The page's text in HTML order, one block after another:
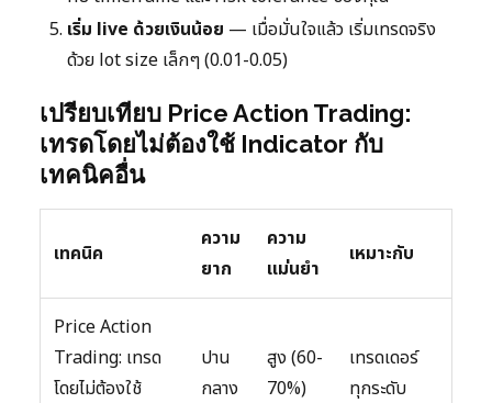
เริ่ม live ด้วยเงินน้อย — เมื่อมั่นใจแล้ว เริ่มเทรดจริง
ด้วย lot size เล็กๆ (0.01-0.05)
เปรียบเทียบ Price Action Trading:
เทรดโดยไม่ต้องใช้ Indicator กับ
เทคนิคอื่น
เทคนิค
ความ
ยาก
ความ
แม่นยำ
เหมาะกับ
Price Action
Trading: เทรด
โดยไม่ต้องใช้
ปาน
กลาง
สูง (60-
70%)
เทรดเดอร์
ทุกระดับ